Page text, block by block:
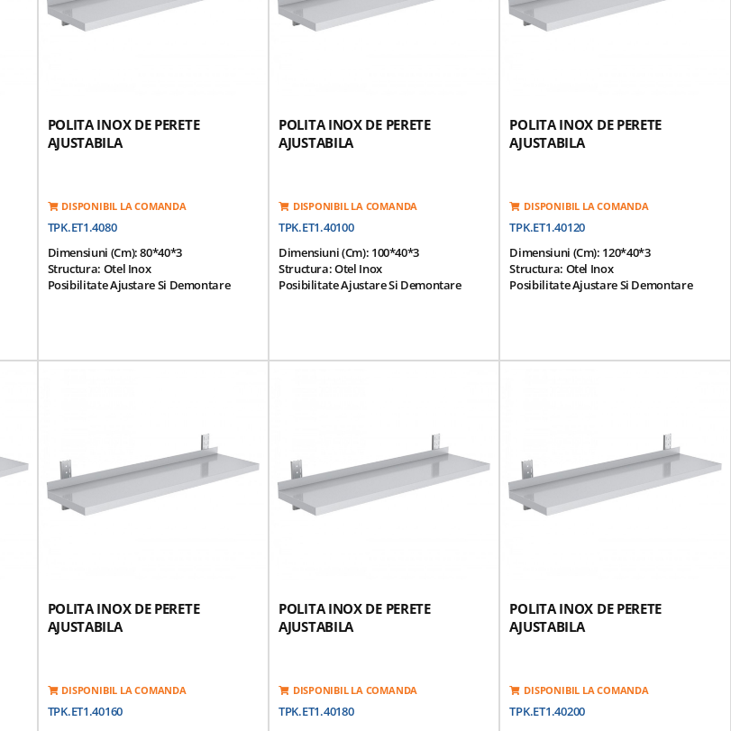
POLITA INOX DE PERETE
AJUSTABILA
DISPONIBIL LA COMANDA
TPK.ET1.4080
Dimensiuni (cm): 80*40*3
Structura: Otel Inox
Posibilitate Ajustare Si Demontare
POLITA INOX DE PERETE
AJUSTABILA
DISPONIBIL LA COMANDA
TPK.ET1.40100
Dimensiuni (cm): 100*40*3
Structura: Otel Inox
Posibilitate Ajustare Si Demontare
POLITA INOX DE PERETE
AJUSTABILA
DISPONIBIL LA COMANDA
TPK.ET1.40120
Dimensiuni (cm): 120*40*3
Structura: Otel Inox
Posibilitate Ajustare Si Demontare
POLITA INOX DE PERETE
AJUSTABILA
DISPONIBIL LA COMANDA
TPK.ET1.40160
POLITA INOX DE PERETE
AJUSTABILA
DISPONIBIL LA COMANDA
TPK.ET1.40180
POLITA INOX DE PERETE
AJUSTABILA
DISPONIBIL LA COMANDA
TPK.ET1.40200